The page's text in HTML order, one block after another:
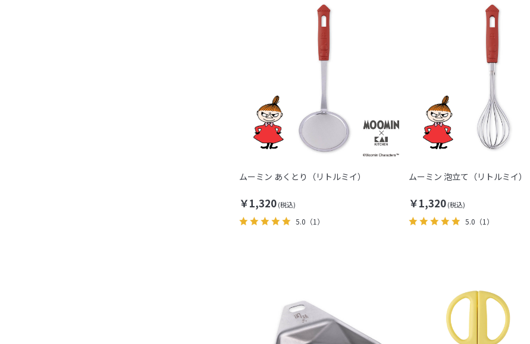
ムーミン あくとり（リトルミイ）
￥1,320
5.0 （1）
ムーミン 泡立て（リトルミイ）
￥1,320
5.0 （1）